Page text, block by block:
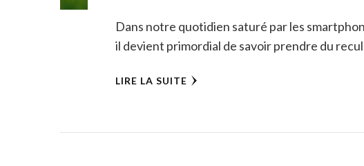
Dans notre quotidien saturé par les
il devient primordial de savoir prendre du
LIRE LA SUITE